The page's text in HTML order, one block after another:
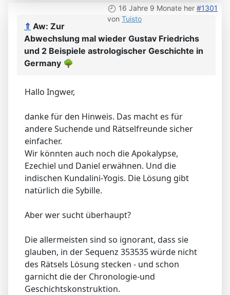
16 Jahre 9 Monate her #1301
von Tuisto
⇑ Aw: Zur
Abwechslung mal wieder Gustav Friedrichs
und 2 Beispiele astrologischer Geschichte in
Germany 🌳
Hallo Ingwer,
danke für den Hinweis. Das macht es für
andere Suchende und Rätselfreunde sicher
einfacher.
Wir könnten auch noch die Apokalypse,
Ezechiel und Daniel erwähnen. Und die
indischen Kundalini-Yogis. Die Lösung gibt
natürlich die Sybille.
Aber wer sucht überhaupt?
Die allermeisten sind so ignorant, dass sie
glauben, in der Sequenz 353535 würde nicht
des Rätsels Lösung stecken - und schon
garnicht die der Chronologie-und
Geschichtskonstruktion.